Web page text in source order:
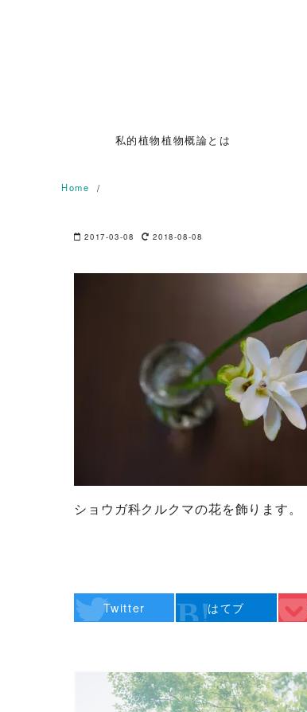
私的植物植物概論とは
Home
2017-03-08 2018-08-08
ショウガ科クルクマの花を飾ります。
Twitter はてブ